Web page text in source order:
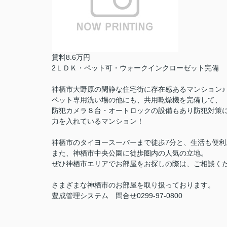
賃料8.6万円
2ＬＤＫ・ペット可・ウォークインクローゼット完備
神栖市大野原の閑静な住宅街に存在感あるマンション♪
ペット専用洗い場の他にも、共用乾燥機を完備して、
防犯カメラ８台・オートロックの設備もあり防犯対策
力を入れているマンション！
神栖市のタイヨースーパーまで徒歩7分と、生活も便利
また、神栖市中央公園に徒歩圏内の人気の立地。
ぜひ神栖市エリアでお部屋をお探しの際は、ご相談く
さまざまな神栖市のお部屋を取り扱っております。
豊成管理システム 問合せ0299-97-0800